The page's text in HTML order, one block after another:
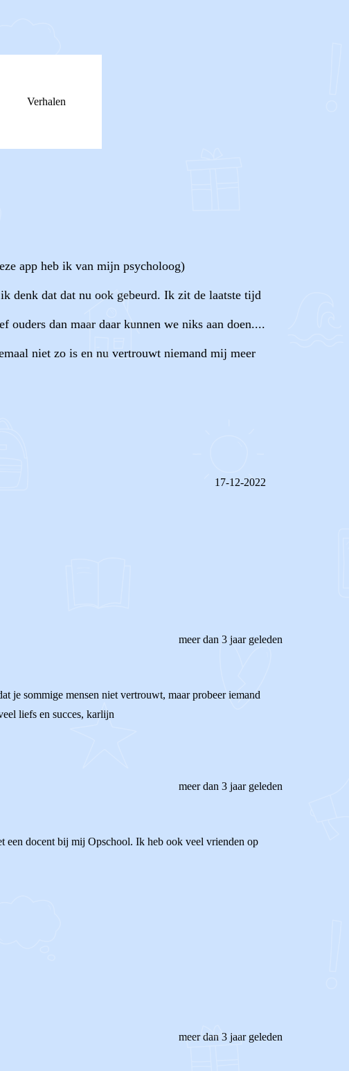
Verhalen
app heb ik van mijn psycholoog)
denk dat dat nu ook gebeurd. Ik zit de laatste tijd
ouders dan maar daar kunnen we niks aan doen....
niet zo is en nu vertrouwt niemand mij meer
17-12-2022
meer dan 3 jaar geleden
je sommige mensen niet vertrouwt, maar probeer iemand
liefs en succes, karlijn
meer dan 3 jaar geleden
een docent bij mij Opschool. Ik heb ook veel vrienden op
meer dan 3 jaar geleden